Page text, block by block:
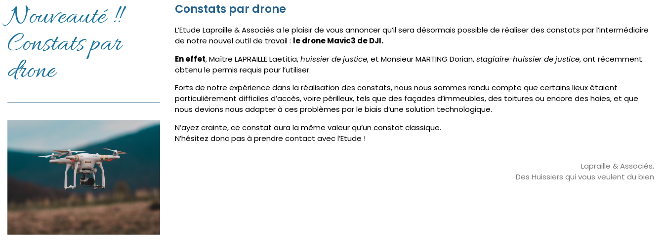
Nouveauté !!
Constats par
drone
Constats par drone
L’Etude Lapraille & Associés a le plaisir de vous annoncer qu’il sera désormais possible de réaliser des constats par l’intermédiaire
de notre nouvel outil de travail : le drone Mavic3 de DJI.
En effet, Maître LAPRAILLE Laetitia,huissier de justice, et Monsieur MARTING Dorian,stagiaire-huissier de justice, ont récemment
obtenu le permis requis pour l’utiliser.
Forts de notre expérience dans la réalisation des constats, nous nous sommes rendu compte que certains lieux étaient
particulièrement difficiles d’accès, voire périlleux, tels que des façades d’immeubles, des toitures ou encore des haies, et que
nous devions nous adapter à ces problèmes par le biais d’une solution technologique.
N’ayez crainte, ce constat aura la même valeur qu’un constat classique.
N’hésitez donc pas à prendre contact avec l’Etude !
Lapraille & Associés,
Des Huissiers qui vous veulent du bien